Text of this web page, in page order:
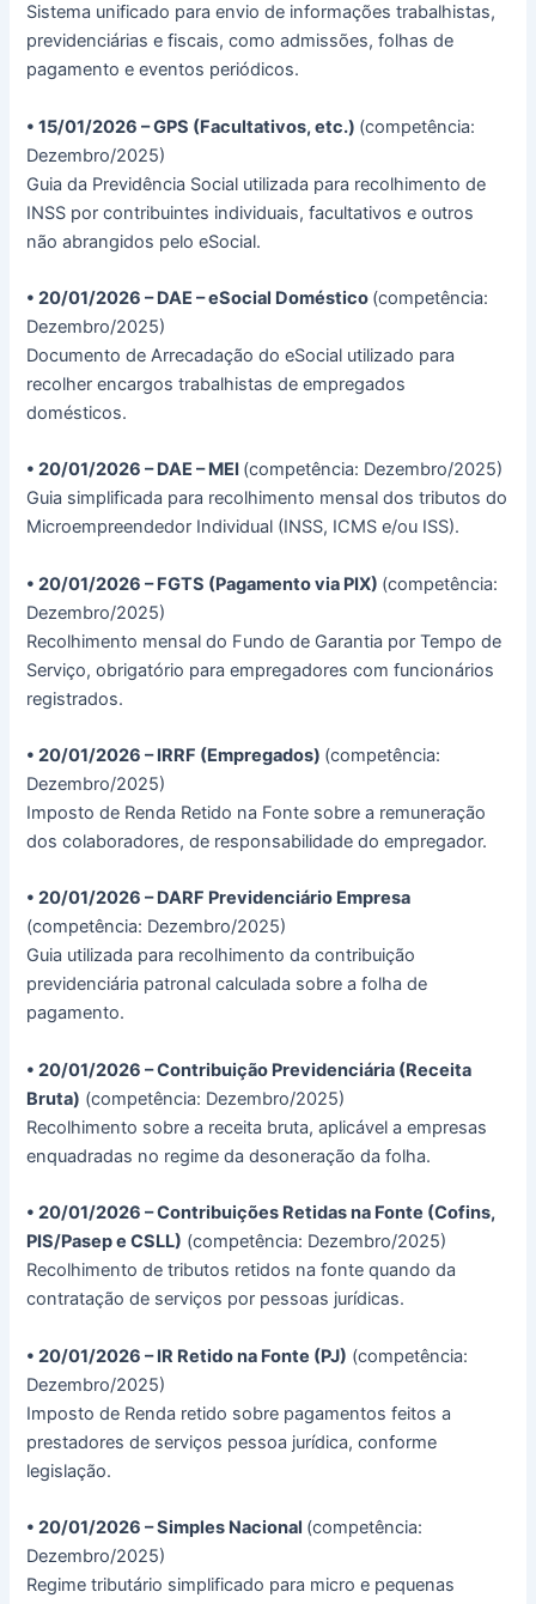
Sistema unificado para envio de informações trabalhistas,
previdenciárias e fiscais, como admissões, folhas de
pagamento e eventos periódicos.
• 15/01/2026 – GPS (Facultativos, etc.) (competência:
Dezembro/2025)
Guia da Previdência Social utilizada para recolhimento de
INSS por contribuintes individuais, facultativos e outros
não abrangidos pelo eSocial.
• 20/01/2026 – DAE – eSocial Doméstico (competência:
Dezembro/2025)
Documento de Arrecadação do eSocial utilizado para
recolher encargos trabalhistas de empregados
domésticos.
• 20/01/2026 – DAE – MEI (competência: Dezembro/2025)
Guia simplificada para recolhimento mensal dos tributos do
Microempreendedor Individual (INSS, ICMS e/ou ISS).
• 20/01/2026 – FGTS (Pagamento via PIX) (competência:
Dezembro/2025)
Recolhimento mensal do Fundo de Garantia por Tempo de
Serviço, obrigatório para empregadores com funcionários
registrados.
• 20/01/2026 – IRRF (Empregados) (competência:
Dezembro/2025)
Imposto de Renda Retido na Fonte sobre a remuneração
dos colaboradores, de responsabilidade do empregador.
• 20/01/2026 – DARF Previdenciário Empresa
(competência: Dezembro/2025)
Guia utilizada para recolhimento da contribuição
previdenciária patronal calculada sobre a folha de
pagamento.
• 20/01/2026 – Contribuição Previdenciária (Receita
Bruta) (competência: Dezembro/2025)
Recolhimento sobre a receita bruta, aplicável a empresas
enquadradas no regime da desoneração da folha.
• 20/01/2026 – Contribuições Retidas na Fonte (Cofins,
PIS/Pasep e CSLL) (competência: Dezembro/2025)
Recolhimento de tributos retidos na fonte quando da
contratação de serviços por pessoas jurídicas.
• 20/01/2026 – IR Retido na Fonte (PJ) (competência:
Dezembro/2025)
Imposto de Renda retido sobre pagamentos feitos a
prestadores de serviços pessoa jurídica, conforme
legislação.
• 20/01/2026 – Simples Nacional (competência:
Dezembro/2025)
Regime tributário simplificado para micro e pequenas